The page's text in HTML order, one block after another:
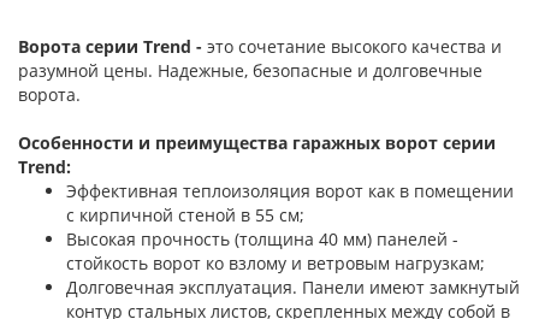
Ворота серии Trend - это сочетание высокого качества и
разумной цены. Надежные, безопасные и долговечные
ворота.
Особенности и преимущества гаражных ворот серии
Trend:
Эффективная теплоизоляция ворот как в помещении
с кирпичной стеной в 55 см;
Высокая прочность (толщина 40 мм) панелей -
стойкость ворот ко взлому и ветровым нагрузкам;
Долговечная эксплуатация. Панели имеют замкнутый
контур стальных листов, скрепленных между собой в